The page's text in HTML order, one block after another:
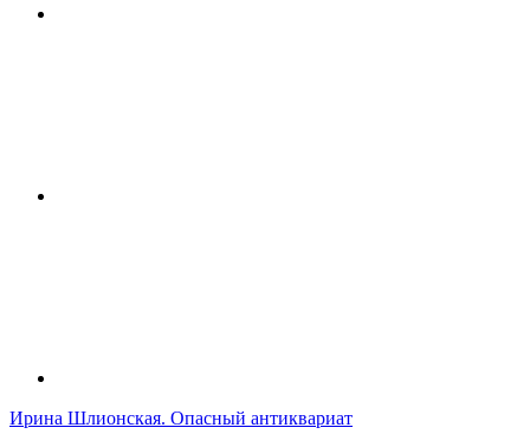
Ирина Шлионская. Опасный антиквариат